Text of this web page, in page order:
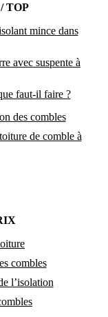
TOP
mince dans
avec suspente à
faut-il faire ?
des combles
de comble à
combles
l’isolation